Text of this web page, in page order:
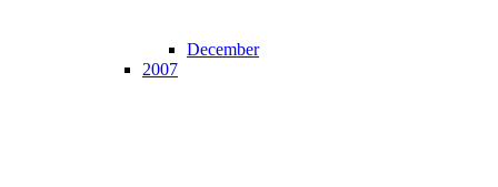
December
2007